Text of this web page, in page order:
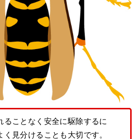
ることなく安全に駆除するに
く見分けることも大切です。